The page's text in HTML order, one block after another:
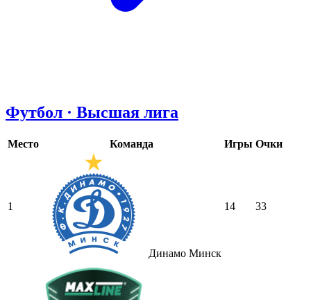
Футбол · Высшая лига
Место Команда Игры Очки
1
Динамо Минск
14 33